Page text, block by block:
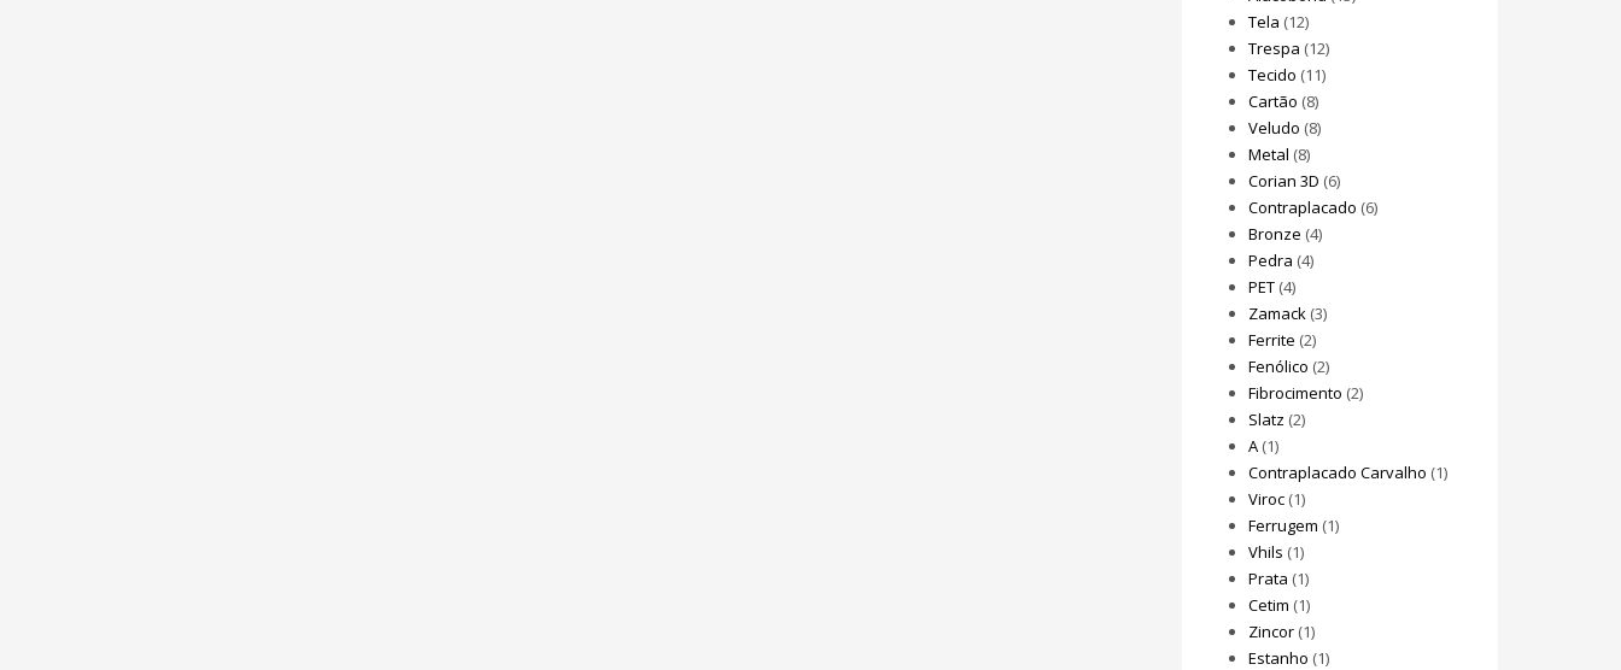
Tela (12)
Trespa (12)
Tecido (11)
Cartão (8)
Veludo (8)
Metal (8)
Corian 3D (6)
Contraplacado (6)
Bronze (4)
Pedra (4)
PET(4)
Zamack(3)
Ferrite (2)
Fenólico (2)
Fibrocimento (2)
Slatz (2)
A(1)
Contraplacado Carvalho (1)
Viroc(1)
Ferrugem (1)
Vhils (1)
Prata (1)
Cetim (1)
Zincor(1)
Estanho (1)